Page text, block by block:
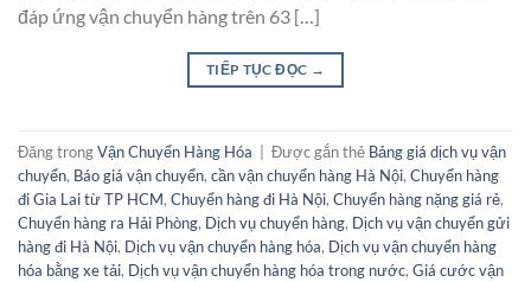
đáp ứng vận chuyển hàng trên 63 […]
TIẾP TỤC ĐỌC →
Đăng trongVận Chuyển Hàng Hóa Được gắn thẻ Bảng giá dịch vụ vận
chuyển, Báo giá vận chuyển, cần vận chuyển hàng Hà Nội, Chuyển hàng
đi Gia Lai từ TP HCM, Chuyển hàng đi Hà Nội, Chuyển hàng nặng giá rẻ,
Chuyển hàng ra Hải Phòng, Dịch vụ chuyển hàng, Dịch vụ vận chuyển gửi
hàng đi Hà Nội, Dịch vụ vận chuyển hàng hóa, Dịch vụ vận chuyển hàng
hóa bằng xe tải, Dịch vụ vận chuyển hàng hóa trong nước, Giá cước vận